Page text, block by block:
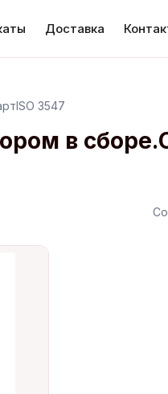
Доставка
3547
в